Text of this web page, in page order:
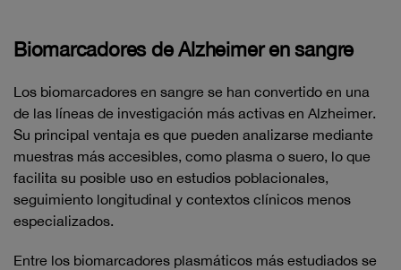
Biomarcadores de Alzheimer en sangre
Los biomarcadores en sangre se han convertido en una
de las líneas de investigación más activas en Alzheimer.
Su principal ventaja es que pueden analizarse mediante
muestras más accesibles, como plasma o suero, lo que
facilita su posible uso en estudios poblacionales,
seguimiento longitudinal y contextos clínicos menos
especializados.
Entre los biomarcadores plasmáticos más estudiados se